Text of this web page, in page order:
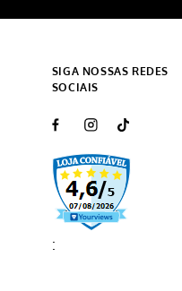
SIGA NOSSAS REDES
SOCIAIS
: